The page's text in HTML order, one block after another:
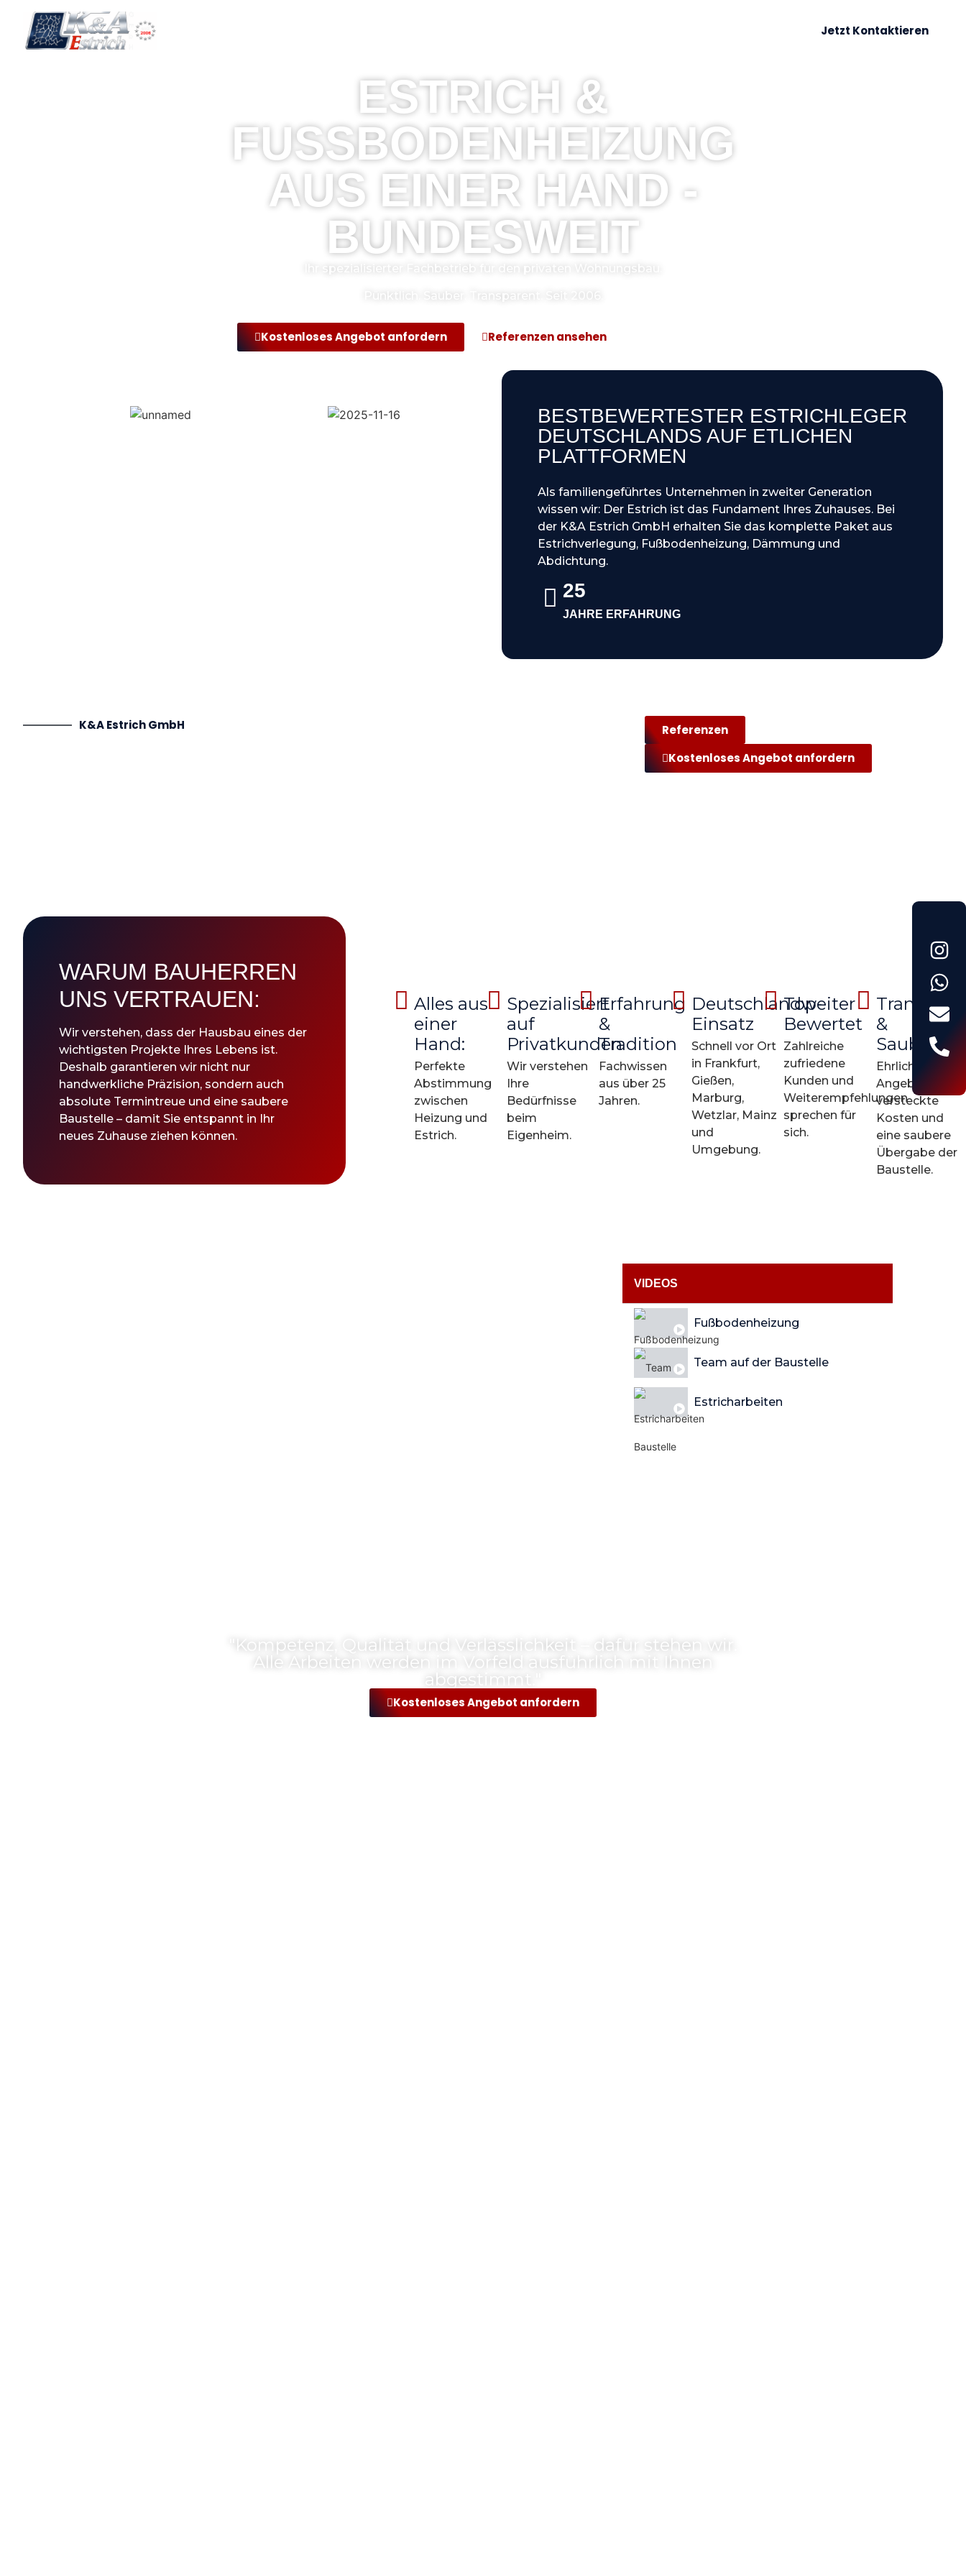
Jetzt Kontaktieren
ESTRICH &
FUSSBODENHEIZUNG A
US EINER HAND - B
UNDESWEIT
Ihr spezialisierter Fachbetrieb für den privaten Wohnungsbau.
Pünktlich. Sauber. Transparent. Seit 2006.
Kostenloses Angebot anfordern Referenzen ansehen
BESTBEWERTESTER ESTRICHLEGER
DEUTSCHLANDS AUF ETLICHEN
PLATTFORMEN
Als familiengeführtes Unternehmen in zweiter Generation
wissen wir: Der Estrich ist das Fundament Ihres Zuhauses. Bei
der K&A Estrich GmbH erhalten Sie das komplette Paket aus
Estrichverlegung, Fußbodenheizung, Dämmung und
Abdichtung.
25
JAHRE ERFAHRUNG
K&A Estrich GmbH
Referenzen
Kostenloses Angebot anfordern
WARUM BAUHERREN
UNS VERTRAUEN:
Wir verstehen, dass der Hausbau eines der
wichtigsten Projekte Ihres Lebens ist.
Deshalb garantieren wir nicht nur
handwerkliche Präzision, sondern auch
absolute Termintreue und eine saubere
Baustelle – damit Sie entspannt in Ihr
neues Zuhause ziehen können.
Alles aus
einer
Hand:
Perfekte
Abstimmung
zwischen
Heizung und
Estrich.
Spezialisiert
auf
Privatkunden
Wir verstehen
Ihre
Bedürfnisse
beim
Eigenheim.
Erfahrung
&
Tradition
Fachwissen
aus über 25
Jahren.
Deutschlandweiter
Einsatz
Schnell vor Ort
in Frankfurt,
Gießen,
Marburg,
Wetzlar, Mainz
und
Umgebung.
Top-
Bewertet
Zahlreiche
zufriedene
Kunden und
Weiterempfehlungen
sprechen für
sich.
&
Ehrliche
Angebote
versteckte
Kosten und
eine saubere
Übergabe der
Baustelle.
VIDEOS
Fußbodenheizung
Team auf der Baustelle
Estricharbeiten
"Kompetenz, Qualität und Verlässlichkeit – dafür stehen wir.
Alle Arbeiten werden im Vorfeld ausführlich mit Ihnen
abgestimmt."
Kostenloses Angebot anfordern